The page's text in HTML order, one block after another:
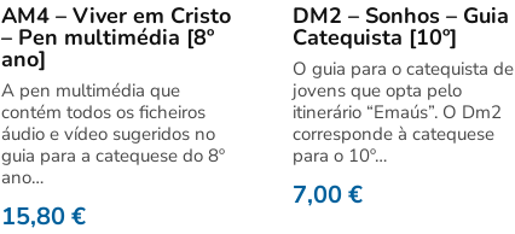
AM4 – Viver em Cristo
– Pen multimédia [8º
ano]
A pen multimédia que
contém todos os ficheiros
áudio e vídeo sugeridos no
guia para a catequese do 8º
ano…
15,80€
DM2 – Sonhos – Guia
Catequista [10º]
O guia para o catequista de
jovens que opta pelo
itinerário “Emaús”. O Dm2
corresponde à catequese
para o 10º…
7,00€